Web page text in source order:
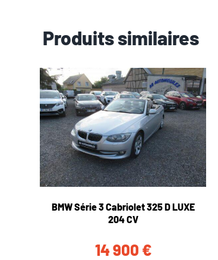
Produits similaires
BMW Série 3 Cabriolet 325 D LUXE
204 CV
14 900 €